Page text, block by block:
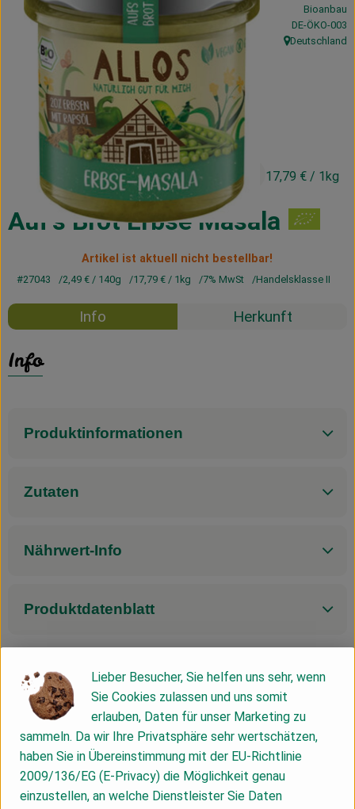
Kühltheke
Vorratskammer
Getränke
Haus, Garten & Co.
Über uns
Lieferservice
Blog
Auf's Brot Erbse Masala
2,49 € / 140g 17,79 € / 1kg
Bioanbau
,DE-ÖKO-003
, Herkunft:
Deutschland
Artikel ist aktuell nicht bestellbar!
#27043 2,49 € / 140g 17,79 € / 1kg 7% MwSt Handelsklasse II
Info Herkunft
Info
Produktinformationen
Zutaten
Nährwert-Info
Produktdatenblatt
Herkunft
Hersteller: Allos
Deutschland
Lieber Besucher, Sie helfen uns sehr, wenn
Sie Cookies zulassen und uns somit
erlauben, Daten für unser Marketing zu
sammeln. Da wir Ihre Privatsphäre sehr wertschätzen,
haben Sie in Übereinstimmung mit der EU-Richtlinie
2009/136/EG (E-Privacy) die Möglichkeit genau
einzustellen, an welche Dienstleister Sie Daten